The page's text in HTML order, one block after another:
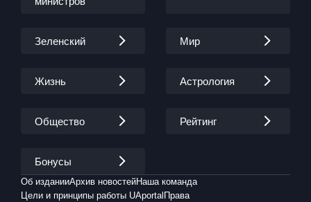
Зеленский Мир
Жизнь Астрология
Общество Рейтинг
Бонусы
Об изданииАрхив новостейНаша команда
Цели и принципы работы UAportal Права